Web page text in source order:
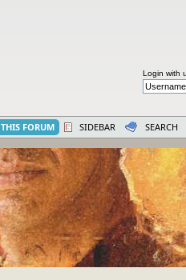
Login with
THIS FORUM SIDEBAR SEARCH